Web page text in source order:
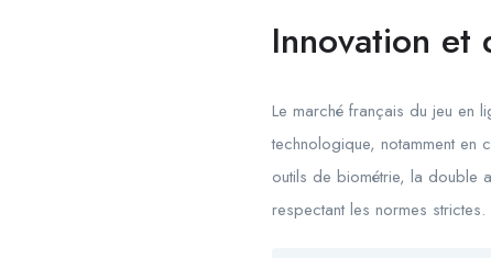
Innovation et
Le marché français du jeu en
technologique, notamment en
outils de biométrie, la double
respectant les normes strictes.